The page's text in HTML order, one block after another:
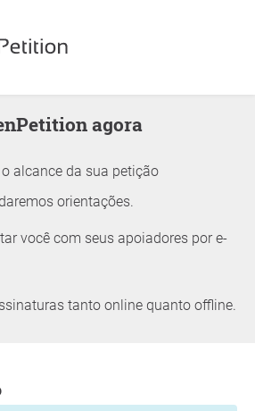
agora
alcance da sua petição
orientações.
você com seus apoiadores por e-
tanto online quanto offline.